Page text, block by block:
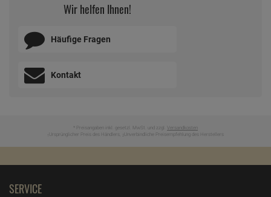
Wir helfen Ihnen!
Häufige Fragen
Kontakt
* Preisangaben inkl. gesetzl. MwSt. und zzgl. Versandkosten
Ursprünglicher Preis des Händlers, Unverbindliche Preisempfehlung des Herstellers
SERVICE